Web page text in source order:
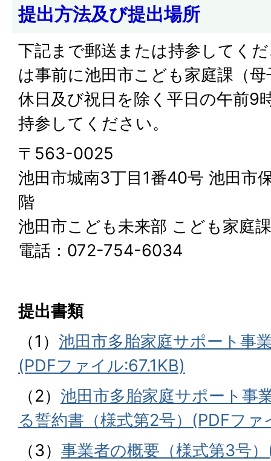
提出方法及び提出場所
下記まで郵送または持参してく
は事前に池田市こども家庭課（
休日及び祝日を除く平日の午前9
持参してください。
〒563-0025
池田市城南3丁目1番40号 池田市
階
池田市こども未来部 こども家庭
電話：072-754-6034
提出書類
（1） 池田市多胎家庭サポート事
(PDFファイル:67.1KB)
（2） 池田市多胎家庭サポート事
る誓約書（様式第2号）(PDFフ
（3） 事業者の概要（様式第3号